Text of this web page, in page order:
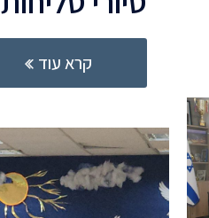
קרא עוד